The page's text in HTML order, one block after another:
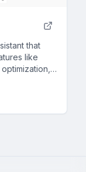
that
like